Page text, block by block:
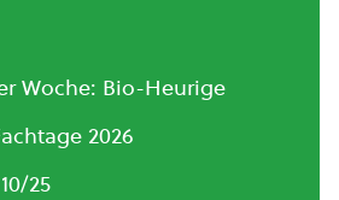
Woche: Bio-Heurige
2026
25